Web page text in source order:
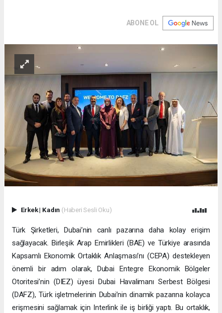
ABONE OL
Erkek| Kadın (Haberi Sesli Oku)
Türk Şirketleri, Dubai’nin canlı pazarına daha kolay erişim
sağlayacak. Birleşik Arap Emirlikleri (BAE) ve Türkiye arasında
Kapsamlı Ekonomik Ortaklık Anlaşması’nı (CEPA) destekleyen
önemli bir adım olarak, Dubai Entegre Ekonomik Bölgeler
Otoritesi’nin (DIEZ) üyesi Dubai Havalimanı Serbest Bölgesi
(DAFZ), Türk işletmelerinin Dubai’nin dinamik pazarına kolayca
erişmesini sağlamak için Interlink ile iş birliği yaptı. Bu ortaklık,